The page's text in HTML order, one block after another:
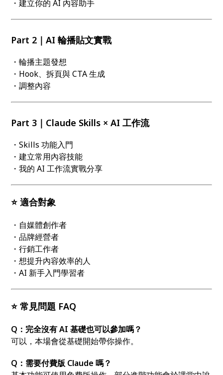
・建立你的 AI 內容助手
Part 2｜AI 輪播貼文實戰
・輪播主題發想
・Hook、拆頁與 CTA 生成
・調整內容
Part 3｜Claude Skills × AI 工作流
・Skills 功能入門
・建立常用內容技能
・我的 AI 工作流實戰分享
⭐ 適合對象
・自媒體創作者
・品牌經營者
・行銷工作者
・想提升內容效率的人
・AI 新手入門學習者
⭐ 常見問題 FAQ
Q：完全沒有 AI 基礎也可以參加嗎？
可以，本場會從基礎開始帶你操作。
Q：需要付費版 Claude 嗎？